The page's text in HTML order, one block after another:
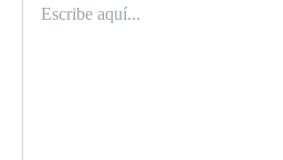
aquí...